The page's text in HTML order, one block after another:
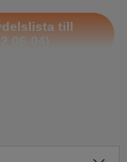
till
06-04)